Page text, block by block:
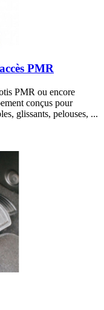
PMR
PMR ou encore
conçus pour
glissants, pelouses, ...